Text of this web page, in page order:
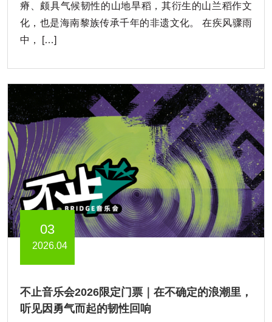
瘠、颇具气候韧性的山地旱稻，其衍生的山兰稻作文
化，也是海南黎族传承千年的非遗文化。 在疾风骤雨
中， […]
03
2026.04
不止音乐会2026限定门票｜在不确定的浪潮里，
听见因勇气而起的韧性回响